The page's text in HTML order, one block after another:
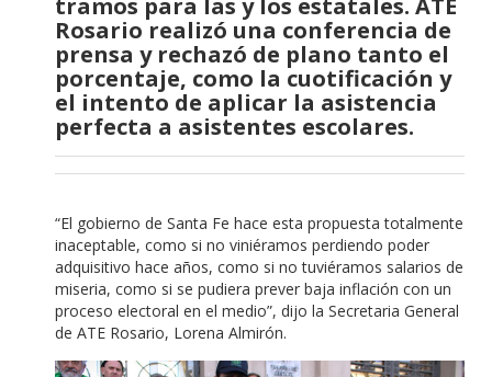
Rosario realizó una conferencia de
prensa y rechazó de plano tanto el
porcentaje, como la cuotificación y
el intento de aplicar la asistencia
perfecta a asistentes escolares.
“El gobierno de Santa Fe hace esta propuesta totalmente
inaceptable, como si no viniéramos perdiendo poder
adquisitivo hace años, como si no tuviéramos salarios de
miseria, como si se pudiera prever baja inflación con un
proceso electoral en el medio”, dijo la Secretaria General
de ATE Rosario, Lorena Almirón.